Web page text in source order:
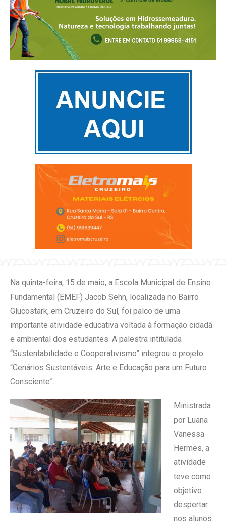
Na quinta-feira, 15 de maio, a Escola Municipal de Ensino
Fundamental (EMEF) Jacob Sehn, localizada no Bairro
Glucostark, em Cruzeiro do Sul, foi palco de uma
importante atividade educativa voltada à formação cidadã
e ambiental dos estudantes. A palestra intitulada
“Sustentabilidade e Cooperativismo” integrou o projeto
“Cenários Sustentáveis: Arte e Educação para um Futuro
Consciente”.
Ministrada
por Luana
Vanessa
Hermes, a
atividade
teve como
objetivo
despertar
nos alunos